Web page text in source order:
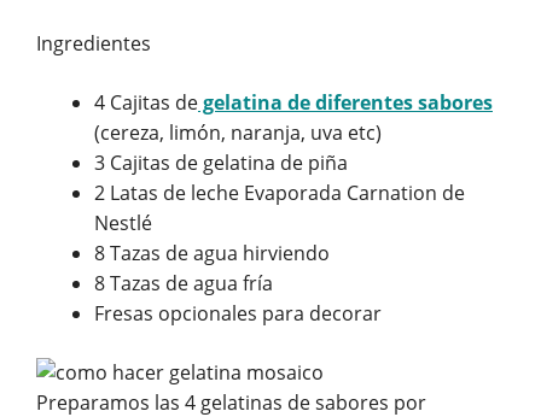
Ingredientes
4 Cajitas degelatina de diferentes sabores
(cereza, limón, naranja, uva etc)
3 Cajitas de gelatina de piña
2 Latas de leche Evaporada Carnation de
Nestlé
8 Tazas de agua hirviendo
8 Tazas de agua fría
Fresas opcionales para decorar
Preparamos las 4 gelatinas de sabores por